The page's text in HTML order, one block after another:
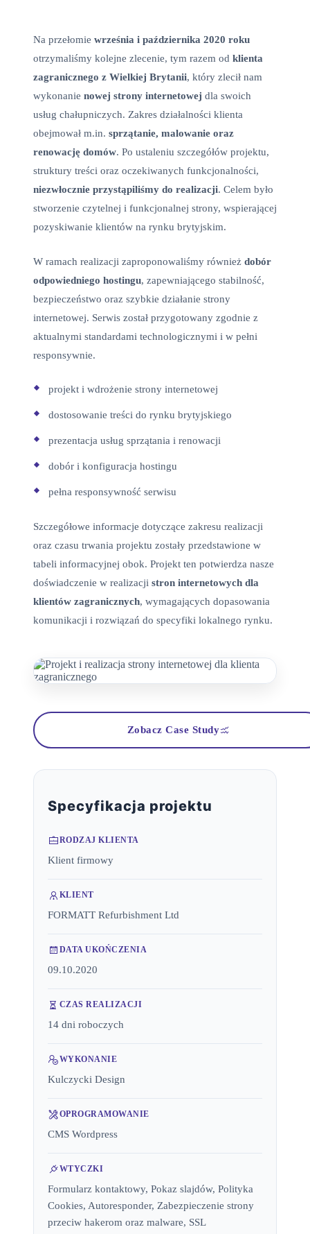
Na przełomie września i października 2020 roku
otrzymaliśmy kolejne zlecenie, tym razem od klienta
zagranicznego z Wielkiej Brytanii, który zlecił nam
wykonanie nowej strony internetowej dla swoich
usług chałupniczych. Zakres działalności klienta
obejmował m.in. sprzątanie, malowanie oraz
renowację domów. Po ustaleniu szczegółów projektu,
struktury treści oraz oczekiwanych funkcjonalności,
niezwłocznie przystąpiliśmy do realizacji. Celem było
stworzenie czytelnej i funkcjonalnej strony, wspierającej
pozyskiwanie klientów na rynku brytyjskim.
W ramach realizacji zaproponowaliśmy również dobór
odpowiedniego hostingu, zapewniającego stabilność,
bezpieczeństwo oraz szybkie działanie strony
internetowej. Serwis został przygotowany zgodnie z
aktualnymi standardami technologicznymi i w pełni
responsywnie.
projekt i wdrożenie strony internetowej
dostosowanie treści do rynku brytyjskiego
prezentacja usług sprzątania i renowacji
dobór i konfiguracja hostingu
pełna responsywność serwisu
Szczegółowe informacje dotyczące zakresu realizacji
oraz czasu trwania projektu zostały przedstawione w
tabeli informacyjnej obok. Projekt ten potwierdza nasze
doświadczenie w realizacji stron internetowych dla
klientów zagranicznych, wymagających dopasowania
komunikacji i rozwiązań do specyfiki lokalnego rynku.
Zobacz Case Study
Specyfikacja projektu
RODZAJ KLIENTA
Klient firmowy
KLIENT
FORMATT Refurbishment Ltd
DATA UKOŃCZENIA
09.10.2020
CZAS REALIZACJI
14 dni roboczych
WYKONANIE
Kulczycki Design
OPROGRAMOWANIE
CMS Wordpress
WTYCZKI
Formularz kontaktowy, Pokaz slajdów, Polityka
Cookies, Autoresponder, Zabezpieczenie strony
przeciw hakerom oraz malware, SSL